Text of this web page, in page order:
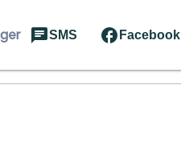
SMS Facebook